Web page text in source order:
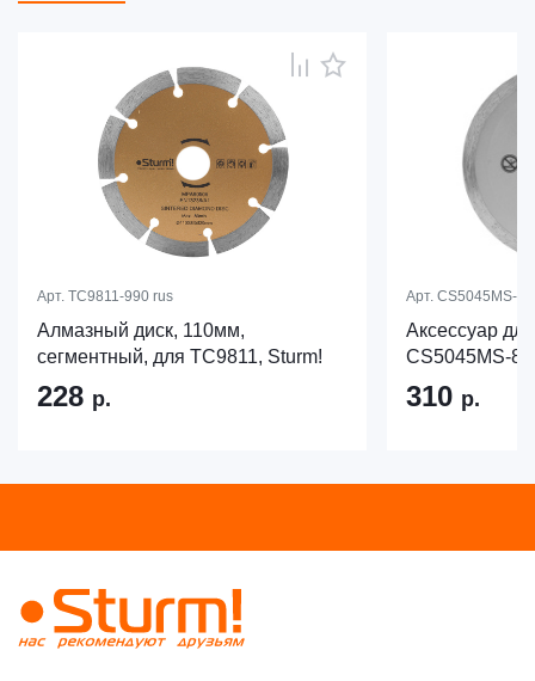
Арт. TC9811-990 rus
Алмазный диск, 110мм,
сегментный, для TC9811, Sturm!
228 р.
Арт. CS5045MS-
Аксессуар
CS5045MS-
310 р.